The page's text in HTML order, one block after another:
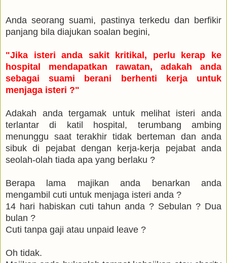
Anda seorang suami, pastinya terkedu dan berfikir
panjang bila diajukan soalan begini,
"Jika isteri anda sakit kritikal, perlu kerap ke
hospital mendapatkan rawatan, adakah anda
sebagai suami berani berhenti kerja untuk
menjaga isteri ?"
Adakah anda tergamak untuk melihat isteri anda
terlantar di katil hospital, terumbang ambing
menunggu saat terakhir tidak berteman dan anda
sibuk di pejabat dengan kerja-kerja pejabat anda
seolah-olah tiada apa yang berlaku ?
Berapa lama majikan anda benarkan anda
mengambil cuti untuk menjaga isteri anda ?
14 hari habiskan cuti tahun anda ? Sebulan ? Dua
bulan ?
Cuti tanpa gaji atau unpaid leave ?
Oh tidak.